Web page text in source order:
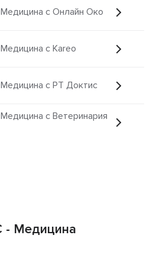
- Медицина с Онлайн Око
Медицина с Kareo
Медицина с РТ Доктис
Медицина